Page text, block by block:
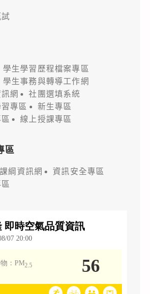
學生學習歷程檔案專區
學生事務與轉導工作網
網
社團選填系統
專區
新生專區
線上授課專區
區
綱資訊網
資訊安全專區